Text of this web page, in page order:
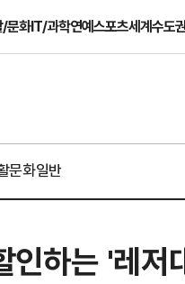
문화IT/과학연예스포츠세계수도
문화일반
하는 '레저